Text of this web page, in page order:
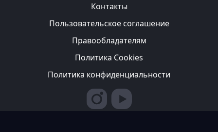
Контакты
Пользовательское соглашение
Правообладателям
Политика Cookies
Политика конфиденциальности